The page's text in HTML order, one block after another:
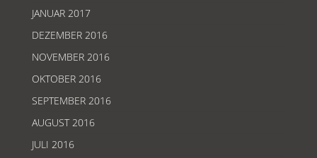
JANUAR 2017
DEZEMBER 2016
NOVEMBER 2016
OKTOBER 2016
SEPTEMBER 2016
AUGUST 2016
JULI 2016